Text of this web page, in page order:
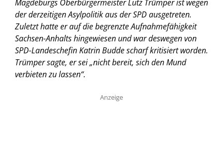
Magdeburgs Oberbürgermeister Lutz Trümper ist wegen
der derzeitigen Asylpolitik aus der SPD ausgetreten.
Zuletzt hatte er auf die begrenzte Aufnahmefähigkeit
Sachsen-Anhalts hingewiesen und war deswegen von
SPD-Landeschefin Katrin Budde scharf kritisiert worden.
Trümper sagte, er sei „nicht bereit, sich den Mund
verbieten zu lassen“.
Anzeige